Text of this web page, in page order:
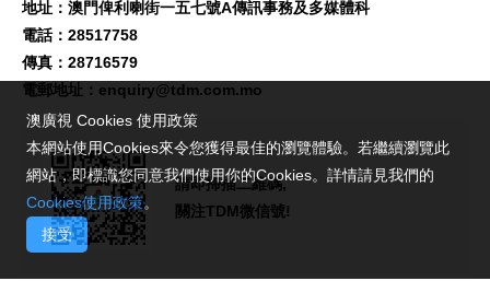
地址：澳門俾利喇街一五七號A傳訊事務及多媒體科
電話：28517758
傳真：28716579
電郵地址： enquiry@tdm.com.mo
請即掃描二維碼,
關注TDM微信號!
澳廣視 Cookies 使用政策
本網站使用Cookies來令您獲得最佳的瀏覽體驗。若繼續瀏覽此
網站，即標識您同意我們使用你的Cookies。詳情請見我們的
Cookies使用政策。
接受